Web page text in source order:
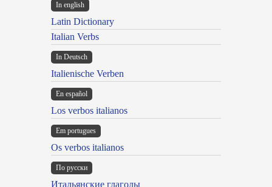
In english
Latin Dictionary
Italian Verbs
In Deutsch
Italienische Verben
En español
Los verbos italianos
Em portugues
Os verbos italianos
По русски
Итальянские глаголы